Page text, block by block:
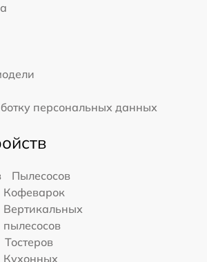
персональных данных
Пылесосов
Кофеварок
Вертикальных
пылесосов
Тостеров
Кухонных